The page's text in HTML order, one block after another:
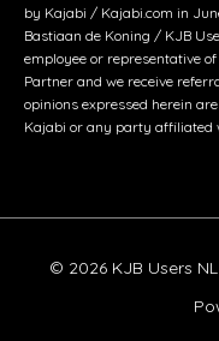
by Kajabi / Kajabi.com in
Bastiaan de Koning / KJB
employee or representative
Partner and we receive
opinions expressed herein
Kajabi or any party affiliated
© 2026 KJB Users